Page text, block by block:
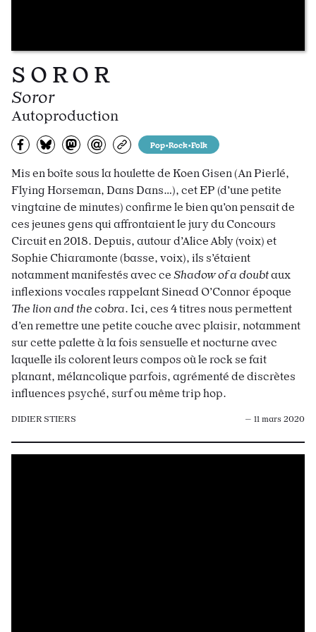
S O R O R
Soror
Autoproduction
Partagez sur Facebook
Partager sur Bluesky
Partager sur Mastodon
Partagez par e-mail
Copiez l’urlPop•Rock•Folk
Mis en boîte sous la houlette de Koen Gisen (An Pierlé,
Flying Horseman, Dans Dans…), cet EP (d’une petite
vingtaine de minutes) confirme le bien qu’on pensait de
ces jeunes gens qui affrontaient le jury du Concours
Circuit en 2018. Depuis, autour d’Alice Ably (voix) et
Sophie Chiaramonte (basse, voix), ils s’étaient
notamment manifestés avec ce Shadow of a doubtaux
inflexions vocales rappelant Sinead O’Connor époque
The lion and the cobra. Ici, ces 4 titres nous permettent
d’en remettre une petite couche avec plaisir, notamment
sur cette palette à la fois sensuelle et nocturne avec
laquelle ils colorent leurs compos où le rock se fait
planant, mélancolique parfois, agrémenté de discrètes
influences psyché, surf ou même trip hop.
DIDIER STIERS — 11 mars 2020